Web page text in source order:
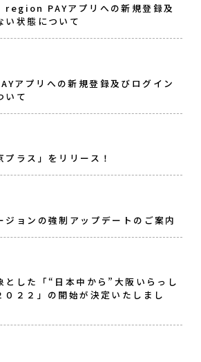
region PAYアプリへの新規登録及
い状態について
アプリへの新規登録及びログイン
いて
ラス」をリリース！
ジョンの強制アップデートのご案内
とした「“日本中から”大阪いらっし
０２２」の開始が決定いたしまし